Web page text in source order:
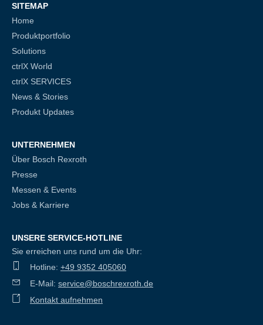
SITEMAP
Home
Produktportfolio
Solutions
ctrlX World
ctrlX SERVICES
News & Stories
Produkt Updates
UNTERNEHMEN
Über Bosch Rexroth
Presse
Messen & Events
Jobs & Karriere
UNSERE SERVICE-HOTLINE
Sie erreichen uns rund um die Uhr:
Hotline: +49 9352 405060
E-Mail: service@boschrexroth.de
Kontakt aufnehmen